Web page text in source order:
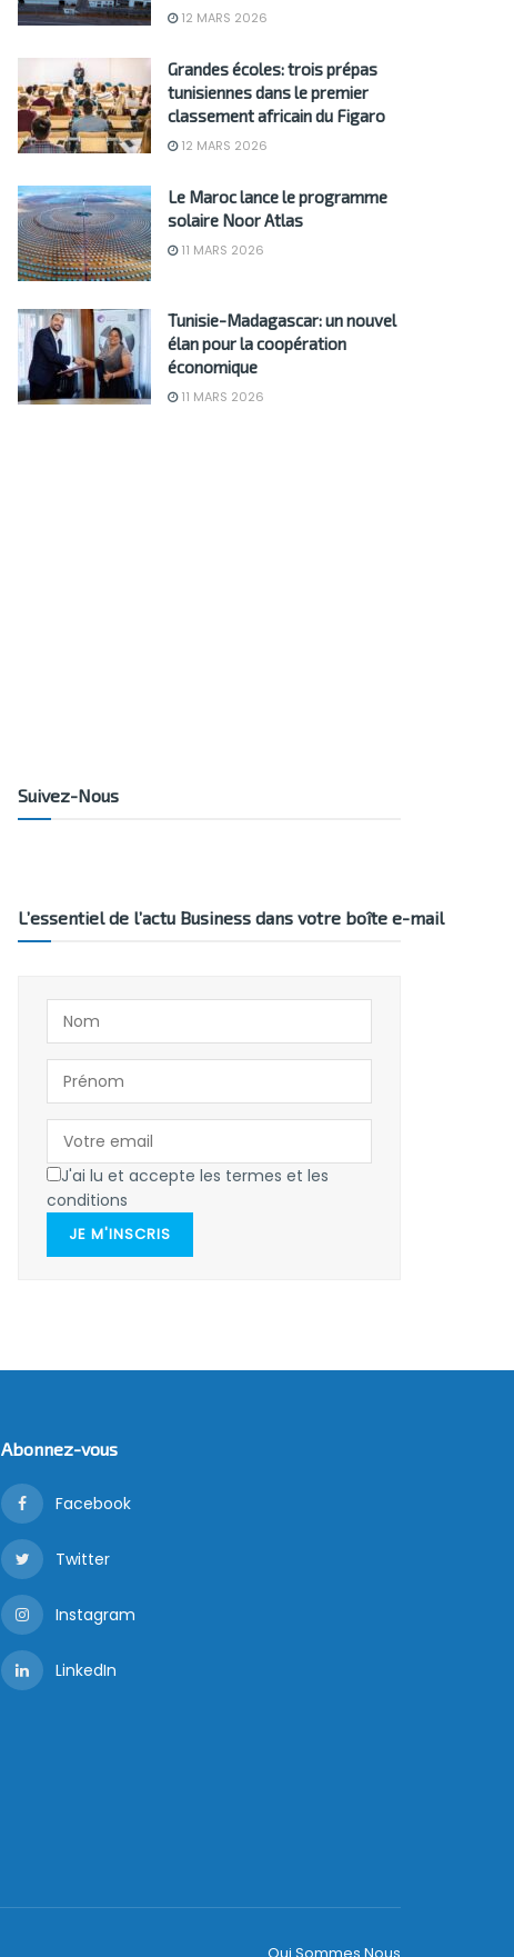
12 MARS 2026
Grandes écoles: trois prépas
tunisiennes dans le premier
classement africain du Figaro
12 MARS 2026
Le Maroc lance le programme
solaire Noor Atlas
11 MARS 2026
Tunisie-Madagascar: un nouvel
élan pour la coopération
économique
11 MARS 2026
Suivez-Nous
L’essentiel de l’actu Business dans votre boîte e-mail
J'ai lu et accepte les termes et les
conditions
JE M'INSCRIS
Abonnez-vous
Facebook
Twitter
Instagram
LinkedIn